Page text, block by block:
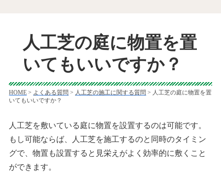
人工芝の庭に物置を置
いてもいいですか？
HOME > よくある質問 > 人工芝の施工に関する質問 > 人工芝の庭に物置を置
いてもいいですか？
人工芝を敷いている庭に物置を設置するのは可能です。
もし可能ならば、人工芝を施工するのと同時のタイミン
グで、物置も設置すると見栄えがよく効率的に敷くこと
ができます。